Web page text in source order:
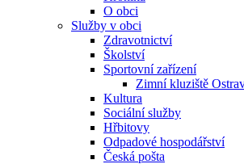
O obci
Služby v obci
Zdravotnictví
Školství
Sportovní zařízení
Zimní kluziště
Kultura
Sociální služby
Hřbitovy
Odpadové hospodářství
Česká pošta